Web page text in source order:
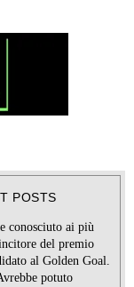
POSTS
conosciuto ai più
del premio
al Golden Goal.
potuto